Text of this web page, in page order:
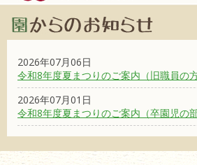
2026年07月06日
令和8年度夏まつりのご案内（旧職員の方
2026年07月01日
令和8年度夏まつりのご案内（卒園児の部